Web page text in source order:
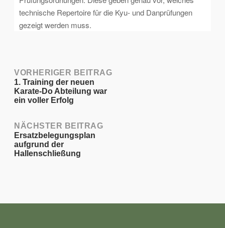
technische Repertoire für die Kyu- und Danprüfungen
gezeigt werden muss.
Post
navigation
VORHERIGER BEITRAG
1. Training der neuen
Karate-Do Abteilung war
ein voller Erfolg
NÄCHSTER BEITRAG
Ersatzbelegungsplan
aufgrund der
Hallenschließung